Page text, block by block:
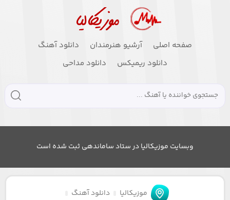
صفحه اصلی آرشیو هنرمندان
دانلود آهنگ
دانلود ریمیکس
دانلود مداحی
وبسایت موزیکالیا در ستاد ساماندهی ثبت شده است
موزیکالیا
دانلود آهنگ